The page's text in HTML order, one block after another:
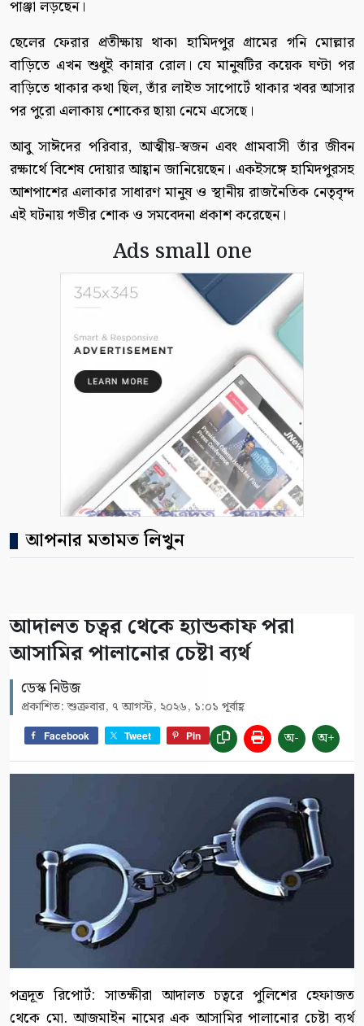
পাঞ্জা লড়ছেন।
ছেলের ফেরার প্রতীক্ষায় থাকা হামিদপুর গ্রামের গনি মোল্লার
বাড়িতে এখন শুধুই কান্নার রোল। যে মানুষটির কয়েক ঘণ্টা পর
বাড়িতে থাকার কথা ছিল, তাঁর লাইভ সাপোর্টে থাকার খবর আসার
পর পুরো এলাকায় শোকের ছায়া নেমে এসেছে।
আবু সাঈদের পরিবার, আত্মীয়-স্বজন এবং গ্রামবাসী তাঁর জীবন
রক্ষার্থে বিশেষ দোয়ার আহ্বান জানিয়েছেন। একইসঙ্গে হামিদপুরসহ
আশপাশের এলাকার সাধারণ মানুষ ও স্থানীয় রাজনৈতিক নেতৃবৃন্দ
এই ঘটনায় গভীর শোক ও সমবেদনা প্রকাশ করেছেন।
Ads small one
আপনার মতামত লিখুন
আদালত চত্বর থেকে হ্যান্ডকাফ পরা
আসামির পালানোর চেষ্টা ব্যর্থ
ডেস্ক নিউজ
প্রকাশিত: শুক্রবার, ৭ আগস্ট, ২০২৬, ১:০১ পূর্বাহ্ণ
Facebook Tweet Pin অ- অ+
পত্রদূত রিপোর্ট: সাতক্ষীরা আদালত চত্বরে পুলিশের হেফাজত
থেকে মো. আজমাইন নামের এক আসামির পালানোর চেষ্টা ব্যর্থ